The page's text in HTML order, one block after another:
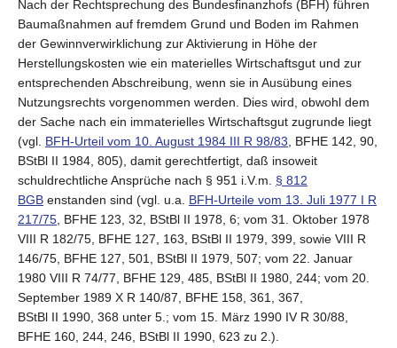
Nach der Rechtsprechung des Bundesfinanzhofs (BFH) führen
Baumaßnahmen auf fremdem Grund und Boden im Rahmen
der Gewinnverwirklichung zur Aktivierung in Höhe der
Herstellungskosten wie ein materielles Wirtschaftsgut und zur
entsprechenden Abschreibung, wenn sie in Ausübung eines
Nutzungsrechts vorgenommen werden. Dies wird, obwohl dem
der Sache nach ein immaterielles Wirtschaftsgut zugrunde liegt
(vgl. BFH-Urteil vom 10. August 1984 III R 98/83 , BFHE 142, 90,
BStBl II 1984, 805), damit gerechtfertigt, daß insoweit
schuldrechtliche Ansprüche nach § 951 i.V.m. § 812
BGB enstanden sind (vgl. u.a. BFH-Urteile vom 13. Juli 1977 I R
217/75 , BFHE 123, 32, BStBl II 1978, 6; vom 31. Oktober 1978
VIII R 182/75, BFHE 127, 163, BStBl II 1979, 399, sowie VIII R
146/75, BFHE 127, 501, BStBl II 1979, 507; vom 22. Januar
1980 VIII R 74/77, BFHE 129, 485, BStBl II 1980, 244; vom 20.
September 1989 X R 140/87, BFHE 158, 361, 367,
BStBl II 1990, 368 unter 5.; vom 15. März 1990 IV R 30/88,
BFHE 160, 244, 246, BStBl II 1990, 623 zu 2.).